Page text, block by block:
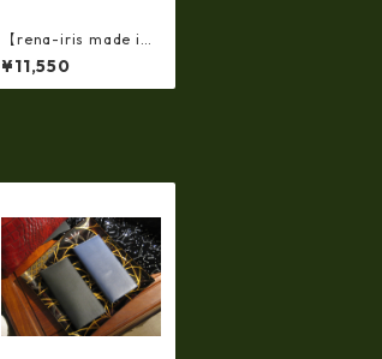
【rena-iris made in j
apan】【日本製】（1
0color）素上げ・オイ
ルレザー ポシェッ
¥11,550